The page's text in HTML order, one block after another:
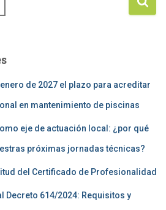
de 2027 el plazo para acreditar
en mantenimiento de piscinas
eje de actuación local: ¿por qué
próximas jornadas técnicas?
del Certificado de Profesionalidad
Decreto 614/2024: Requisitos y